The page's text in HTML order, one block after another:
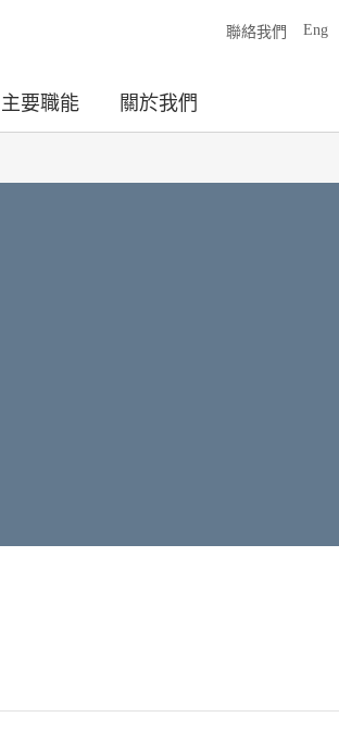
聯絡我們 Eng
主要職能 關於我們